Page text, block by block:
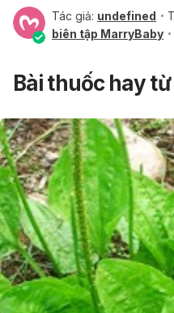
Tác giả: undefined
biên tập MarryBaby
Bài thuốc hay